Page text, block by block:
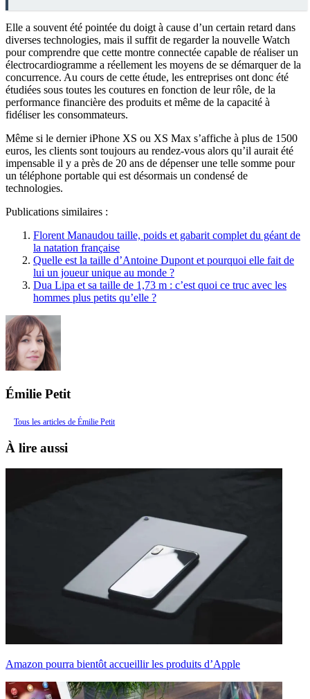
Elle a souvent été pointée du doigt à cause d’un certain retard dans
diverses technologies, mais il suffit de regarder la nouvelle Watch
pour comprendre que cette montre connectée capable de réaliser un
électrocardiogramme a réellement les moyens de se démarquer de la
concurrence. Au cours de cette étude, les entreprises ont donc été
étudiées sous toutes les coutures en fonction de leur rôle, de la
performance financière des produits et même de la capacité à
fidéliser les consommateurs.
Même si le dernier iPhone XS ou XS Max s’affiche à plus de 1500
euros, les clients sont toujours au rendez-vous alors qu’il aurait été
impensable il y a près de 20 ans de dépenser une telle somme pour
un téléphone portable qui est désormais un condensé de
technologies.
Publications similaires :
Florent Manaudou taille, poids et gabarit complet du géant de
la natation française
Quelle est la taille d’Antoine Dupont et pourquoi elle fait de
lui un joueur unique au monde ?
Dua Lipa et sa taille de 1,73 m : c’est quoi ce truc avec les
hommes plus petits qu’elle ?
Émilie Petit
Tous les articles de Émilie Petit
À lire aussi
Amazon pourra bientôt accueillir les produits d’Apple